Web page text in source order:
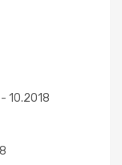
10.2018